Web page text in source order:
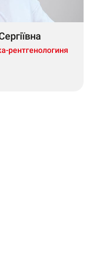
рентгенологиня